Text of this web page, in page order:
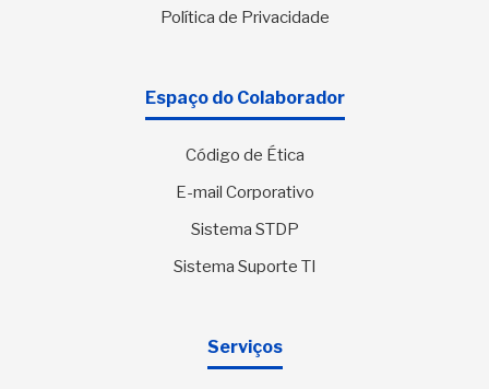
Política de Privacidade
Espaço do Colaborador
Código de Ética
E-mail Corporativo
Sistema STDP
Sistema Suporte TI
Serviços